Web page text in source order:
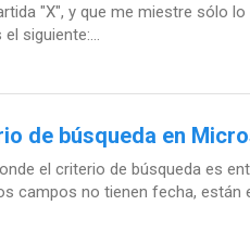
"X", y que me miestre sólo
siguiente:...
de búsqueda en
el criterio de búsqueda es
campos no tienen fecha, están